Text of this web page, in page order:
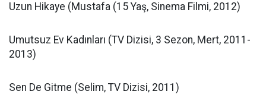
Uzun Hikaye (Mustafa (15 Yaş, Sinema Filmi, 2012)
Umutsuz Ev Kadınları (TV Dizisi, 3 Sezon, Mert, 2011-
2013)
Sen De Gitme (Selim, TV Dizisi, 2011)